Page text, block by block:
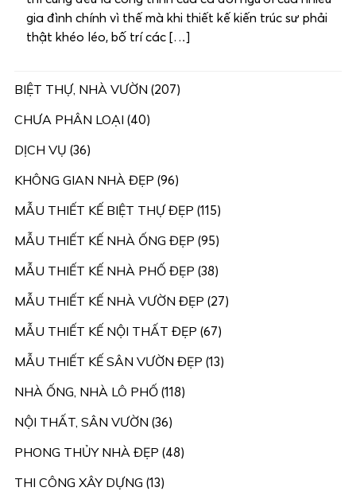
gia đình chính vì thế mà khi thiết kế kiến trúc sư phải
thật khéo léo, bố trí các […]
BIỆT THỰ, NHÀ VƯỜN (207)
CHƯA PHÂN LOẠI (40)
DỊCH VỤ (36)
KHÔNG GIAN NHÀ ĐẸP (96)
MẪU THIẾT KẾ BIỆT THỰ ĐẸP (115)
MẪU THIẾT KẾ NHÀ ỐNG ĐẸP (95)
MẪU THIẾT KẾ NHÀ PHỐ ĐẸP (38)
MẪU THIẾT KẾ NHÀ VƯỜN ĐẸP (27)
MẪU THIẾT KẾ NỘI THẤT ĐẸP (67)
MẪU THIẾT KẾ SÂN VƯỜN ĐẸP (13)
NHÀ ỐNG, NHÀ LÔ PHỐ(118)
NỘI THẤT, SÂN VƯỜN (36)
PHONG THỦY NHÀ ĐẸP (48)
THI CÔNG XÂY DỰNG (13)